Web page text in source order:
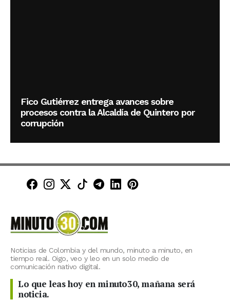
Fico Gutiérrez entrega avances sobre
procesos contra la Alcaldía de Quintero por
corrupción
Minuto30 en Facebook
Minuto30 en Instagram
Minuto30 en X (Twitter)
Minuto30 en TikTok
Canal de Minuto30 en
Minuto30 en LinkedIn
Minuto30 en
Noticias de Colombia y del mundo, minuto a minuto, en
tiempo real. Oigo, veo y leo en un solo medio de
comunicación nativo digital.
Lo que leas hoy en minuto30, mañana será
noticia.